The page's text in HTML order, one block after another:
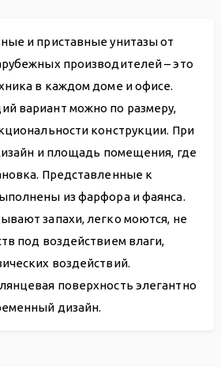
и приставные унитазы от
производителей – это
в каждом доме и офисе.
вариант можно по размеру,
конструкции. При
и площадь помещения, где
Представленные к
из фарфора и фаянса.
запахи, легко моются, не
под воздействием влаги,
воздействий.
поверхность элегантно
дизайн.